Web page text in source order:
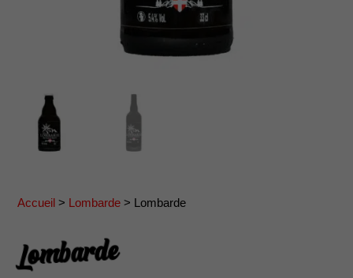
Accueil > Lombarde > Lombarde
Lombarde